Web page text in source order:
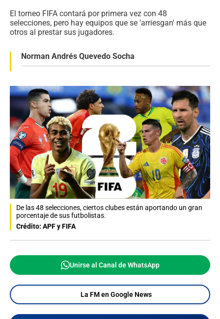
El torneo FIFA contará por primera vez con 48
selecciones, pero hay equipos que se 'arriesgan' más que
otros al prestar sus jugadores.
Norman Andrés Quevedo Socha
De las 48 selecciones, ciertos clubes están aportando un gran
porcentaje de sus futbolistas.
Crédito: APF y FIFA
Unirse al Canal de WhatsApp
La FM en Google News